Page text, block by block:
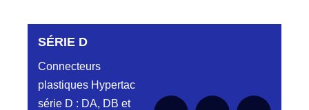
SÉRIE D
Connecteurs
plastiques Hypertac
série D : DA, DB et